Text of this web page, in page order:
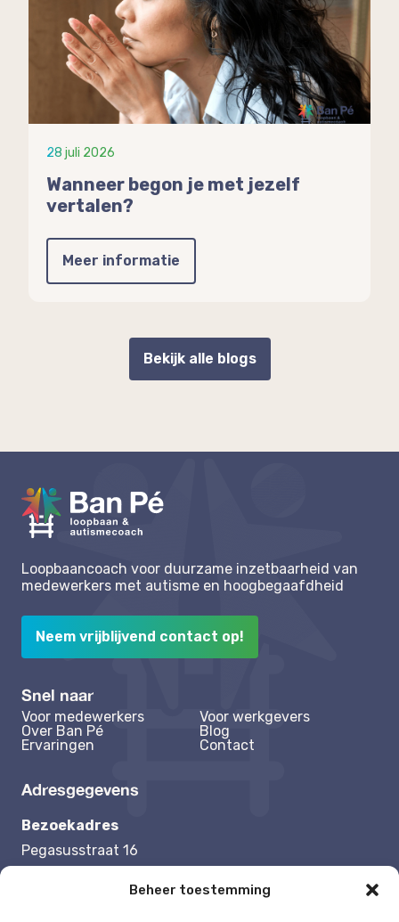
Beheer toestemming
Bekijk alle blogs
28 juli 2026
Wanneer begon je met jezelf
vertalen?
Meer informatie
Loopbaancoach voor duurzame inzetbaarheid van
medewerkers met autisme en hoogbegaafdheid
Neem vrijblijvend contact op!
Snel naar
Voor medewerkers
Voor werkgevers
Over Ban Pé
Blog
Ervaringen
Contact
Adresgegevens
Bezoekadres
Pegasusstraat 16